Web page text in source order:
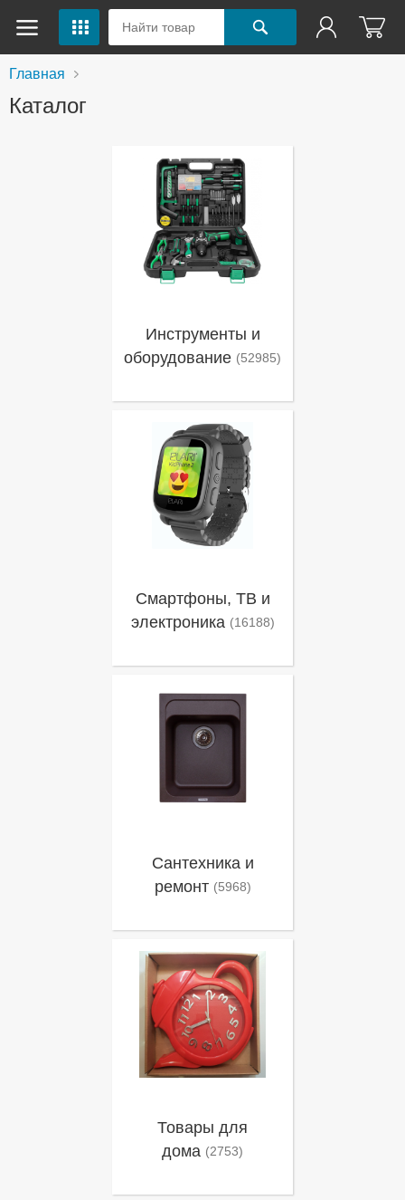
Главная
Каталог
Инструменты и
оборудование (52985)
Смартфоны, ТВ и
электроника (16188)
Сантехника и
ремонт (5968)
Товары для
дома (2753)